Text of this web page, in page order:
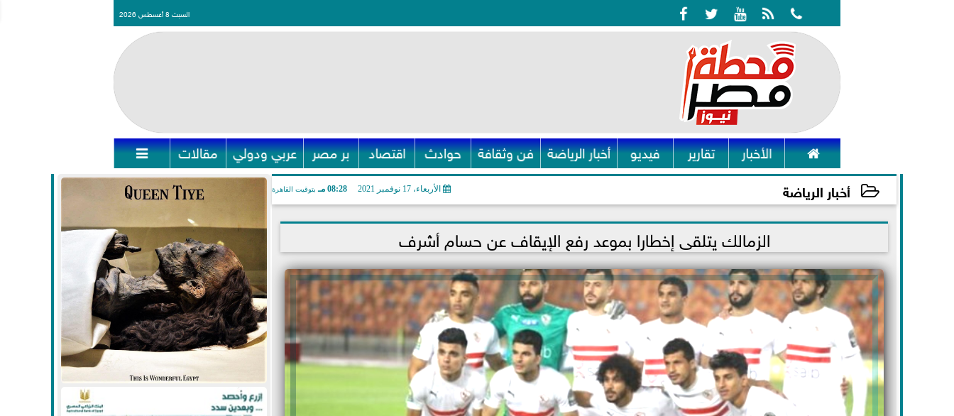
     السبت 8 أغسطس 2026
 الأخبار تقارير فيديو أخبار الرياضة فن وثقافة حوادث اقتصاد بر مصر عربي ودولي مقالات 
أخبار الرياضة الأربعاء، 17 نوفمبر 2021 08:28 مـ بتوقيت القاهرة
2021-11-17 20:28:07 الزمالك يتلقى إخطارا بموعد رفع الإيقاف عن حسام أشرف